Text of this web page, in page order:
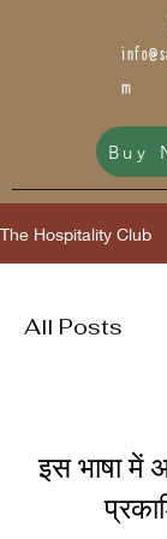
m
Buy
The Hospitality Club
All Posts
इस भाषा में